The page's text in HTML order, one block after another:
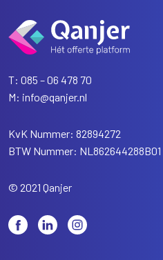
T: 085 – 06 478 70
M: info@qanjer.nl
KvK Nummer: 82894272
BTW Nummer: NL862644288B01
© 2021 Qanjer